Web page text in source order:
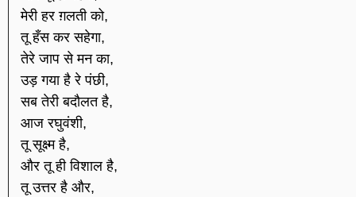
मेरी हर ग़लती को,
तू हँस कर सहेगा,
तेरे जाप से मन का,
उड़ गया है रे पंछी,
सब तेरी बदौलत है,
आज रघुवंशी,
तू सूक्ष्म है,
और तू ही विशाल है,
तू उत्तर है और,